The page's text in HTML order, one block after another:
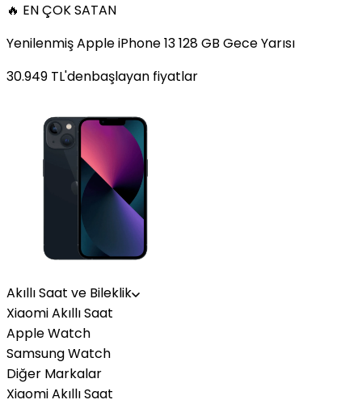
🔥 EN ÇOK SATAN
Yenilenmiş Apple iPhone 13 128 GB Gece Yarısı
30.949 TL'denbaşlayan fiyatlar
Akıllı Saat ve Bileklik
Xiaomi Akıllı Saat
Apple Watch
Samsung Watch
Diğer Markalar
Xiaomi Akıllı Saat